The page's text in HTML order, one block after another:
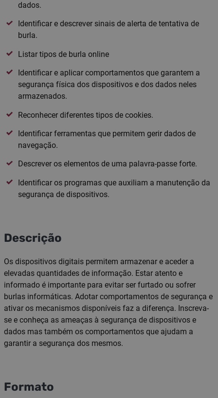
dados.
Identificar e descrever sinais de alerta de tentativa de
burla.
Listar tipos de burla online
Identificar e aplicar comportamentos que garantem a
segurança física dos dispositivos e dos dados neles
armazenados.
Reconhecer diferentes tipos de cookies.
Identificar ferramentas que permitem gerir dados de
navegação.
Descrever os elementos de uma palavra-passe forte.
Identificar os programas que auxiliam a manutenção da
segurança de dispositivos.
Descrição
Os dispositivos digitais permitem armazenar e aceder a
elevadas quantidades de informação. Estar atento e
informado é importante para evitar ser furtado ou sofrer
burlas informáticas. Adotar comportamentos de segurança e
ativar os mecanismos disponíveis faz a diferença. Inscreva-
se e conheça as ameaças à segurança de dispositivos e
dados mas também os comportamentos que ajudam a
garantir a segurança dos mesmos.
Formato